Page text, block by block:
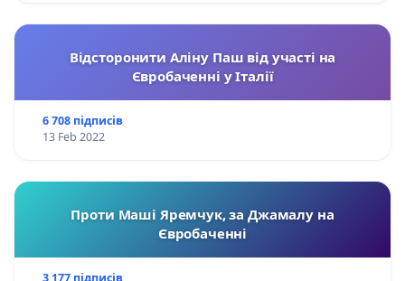
Відсторонити Аліну Паш від участі на
Євробаченні у Італії
6 708 підписів
13 Feb 2022
Проти Маші Яремчук, за Джамалу на
Євробаченні